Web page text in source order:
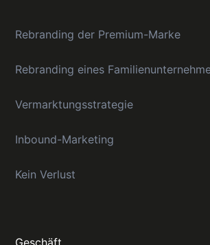
Rebranding der Premium-Marke
Rebranding eines
Vermarktungsstrategie
Inbound-Marketing
Kein Verlust
Geschäft